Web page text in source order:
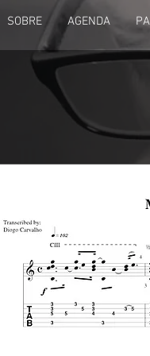
SOBRE AGENDA